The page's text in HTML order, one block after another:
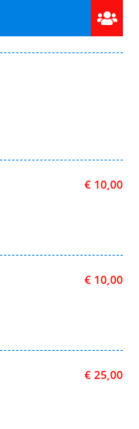
€ 10,00
€ 10,00
€ 25,00